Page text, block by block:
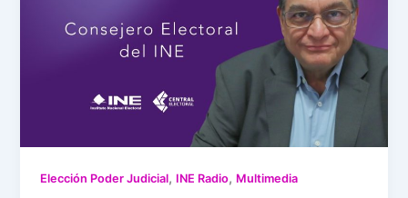
Elección Poder Judicial, INE Radio, Multimedia